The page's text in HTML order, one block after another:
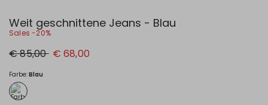
Weit geschnittene Jeans - Blau
Sales -20%
Ursprünglicher
Preis
85,00
€ 85,00 Neuer
Preis
€ 68,00
Farbe:Blau